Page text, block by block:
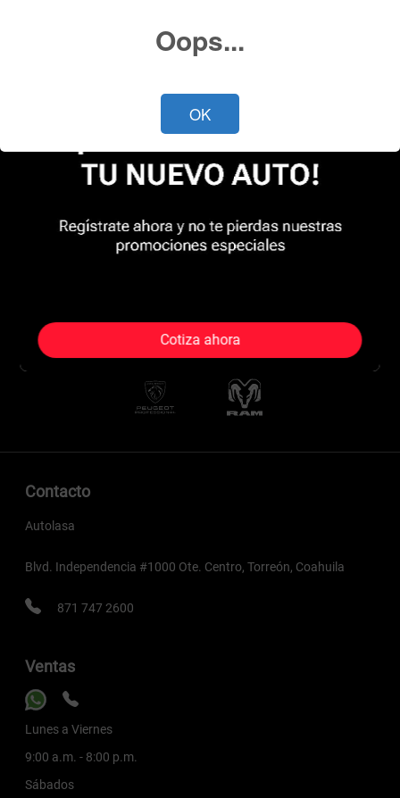
Contacto
Autolasa
Blvd. Independencia #1000 Ote. Centro, Torreón, Coahuila
871 747 2600
Ventas
Lunes a Viernes
9:00 a.m. - 8:00 p.m.
Sábados
Cotiza ahora
Oops...
OK